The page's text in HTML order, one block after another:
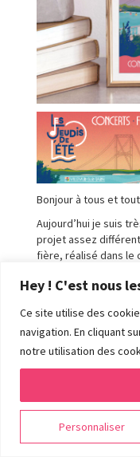
Hey ! C'est nous
Ce site utilise des
navigation. En cliquant
notre utilisation des
Personnaliser
Bonjour à tous et
Aujourd’hui je suis
projet assez
fière, réalisé dans le
Nous avons décidé
sur l’événement de
manifestation
autour de concerts
guinguette qui sent
dans le décor
soirées ! J’ai réalisé
style vintage – et